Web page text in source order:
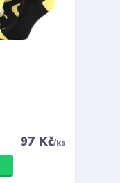
97 Kč/ks